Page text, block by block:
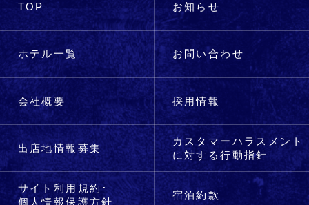
TOP お知らせ
ホテル一覧 お問い合わせ
会社概要 採用情報
出店地情報募集
カスタマーハラスメント
に対する行動指針
サイト利用規約･
個人情報保護方針
宿泊約款